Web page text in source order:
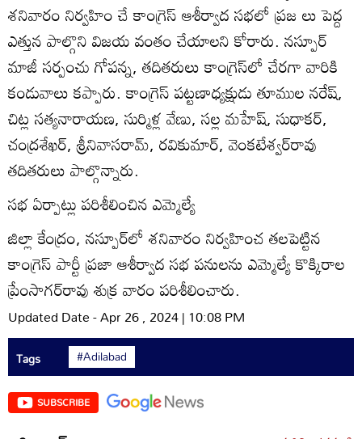
శనివారం నిర్వహిం చే కాంగ్రెస్‌ ఆశీర్వాద సభలో ప్రజ లు పెద్ద
ఎత్తున పాల్గొని విజయ వంతం చేయాలని కోరారు. నస్పూర్‌
మాజీ సర్పంచు గోపన్న, తదితరులు కాంగ్రెస్‌లో చేరగా వారికి
కండువాలు కప్పారు. కాంగ్రెస్‌ పట్టణాధ్యక్షుడు తూముల నరేష్‌,
చిట్ల సత్యనారాయణ, సుర్మిళ్ల వేణు, సల్ల మహేష్‌, సుధాకర్‌,
చంద్రశేఖర్‌, శ్రీనివాసరామ్‌, రవికుమార్‌, వెంకటేశ్వర్‌రావు
తదితరులు పాల్గొన్నారు.
సభ ఏర్పాట్లు పరిశీలించిన ఎమ్మెల్యే
జిల్లా కేంద్రం, నస్పూర్‌లో శనివారం నిర్వహించ తలపెట్టిన
కాంగ్రెస్‌ పార్టీ ప్రజా ఆశీర్వాద సభ పనులను ఎమ్మెల్యే కొక్కిరాల
ప్రేంసాగర్‌రావు శుక్ర వారం పరిశీలించారు.
Updated Date - Apr 26 , 2024 | 10:08 PM
Tags #Adilabad
SUBSCRIBE